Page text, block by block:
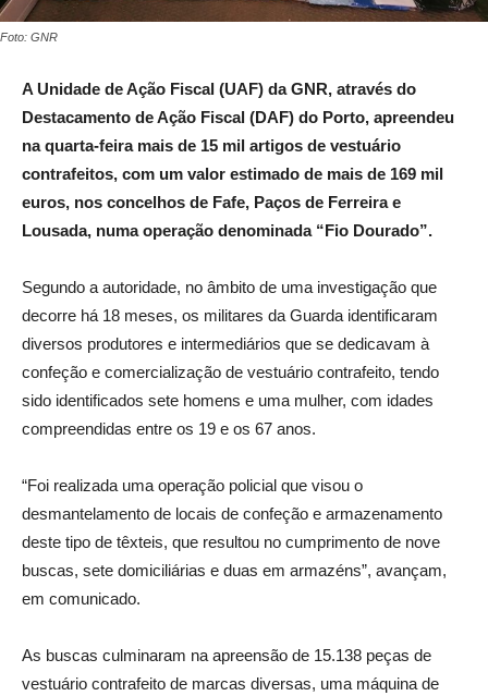
Foto: GNR
A Unidade de Ação Fiscal (UAF) da GNR, através do
Destacamento de Ação Fiscal (DAF) do Porto, apreendeu
na quarta-feira mais de 15 mil artigos de vestuário
contrafeitos, com um valor estimado de mais de 169 mil
euros, nos concelhos de Fafe, Paços de Ferreira e
Lousada, numa operação denominada “Fio Dourado”.
Segundo a autoridade, no âmbito de uma investigação que
decorre há 18 meses, os militares da Guarda identificaram
diversos produtores e intermediários que se dedicavam à
confeção e comercialização de vestuário contrafeito, tendo
sido identificados sete homens e uma mulher, com idades
compreendidas entre os 19 e os 67 anos.
“Foi realizada uma operação policial que visou o
desmantelamento de locais de confeção e armazenamento
deste tipo de têxteis, que resultou no cumprimento de nove
buscas, sete domiciliárias e duas em armazéns”, avançam,
em comunicado.
As buscas culminaram na apreensão de 15.138 peças de
vestuário contrafeito de marcas diversas, uma máquina de